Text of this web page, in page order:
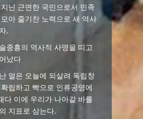
닌 근면한 국민으로서 민족
아 줄기찬 노력으로 새 역사
.
중흥의 역사적 사명을 띠고
났다
얼은 오늘에 되살려 독립창
립하고 빡으로 인류공영에
다 이에 우리가 나아갈 바를
지표로 삼는다.